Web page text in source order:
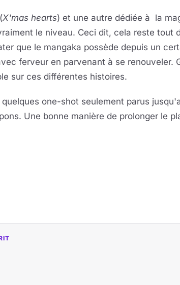
X'mas hearts) et une autre dédiée à la
le niveau. Ceci dit, cela reste tout
que le mangaka possède depuis un
ferveur en parvenant à se renouveler.
sur ces différentes histoires.
one-shot seulement parus
Une bonne manière de prolonger le